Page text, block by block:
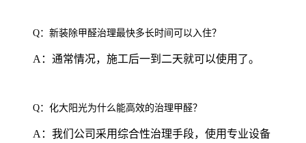
Q：新装除甲醛治理最快多长时间可以入住？
A：通常情况，施工后一到二天就可以使用了。
Q：化大阳光为什么能高效的治理甲醛？
A：我们公司采用综合性治理手段，使用专业设备